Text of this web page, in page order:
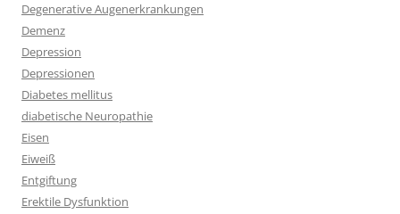
Degenerative Augenerkrankungen
Demenz
Depression
Depressionen
Diabetes mellitus
diabetische Neuropathie
Eisen
Eiweiß
Entgiftung
Erektile Dysfunktion